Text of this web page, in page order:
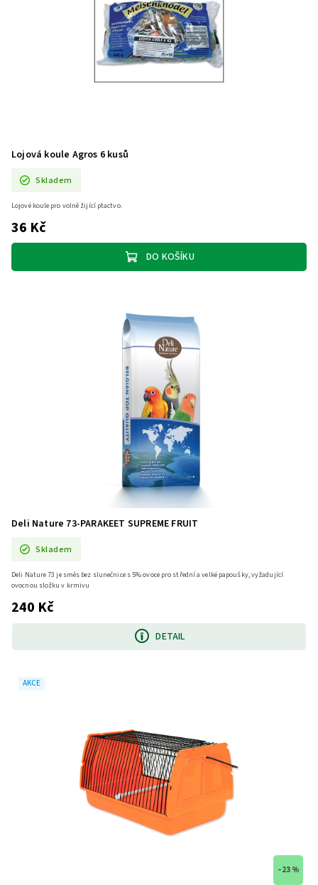
Lojová koule Agros 6 kusů
Skladem
36 Kč
DO KOŠÍKU
Lojové koule pro volně žijící ptactvo.
Deli Nature 73-PARAKEET SUPREME FRUIT
Skladem
240 Kč
DETAIL
Deli Nature 73 je směs bez slunečnice s 5% ovoce pro střední a velké papoušky, vyžadující
ovocnou složku v krmivu
AKCE
–23 %